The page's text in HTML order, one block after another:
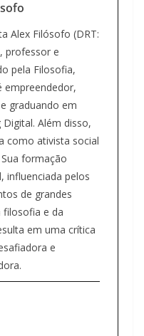
Alex Filósofo (DRT:
professor e
pela Filosofia,
empreendedor,
graduando em
Além disso,
como ativista social
formação
influenciada pelos
de grandes
filosofia e da
em uma crítica
e